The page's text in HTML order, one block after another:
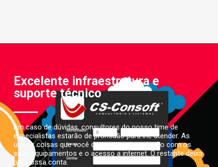
Excelente infraestrutura e
suporte técnico
Em caso de dúvidas, consultores do nosso time de
especialistas estarão de prontidão para lhe atender. As
únicas coisas que você deve se preocupar são com os
seus equipamentos e o acesso a internet. O restante deixa
por nossa conta.